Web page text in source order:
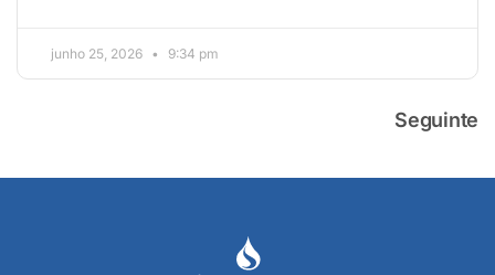
junho 25, 2026 9:34 pm
Seguinte